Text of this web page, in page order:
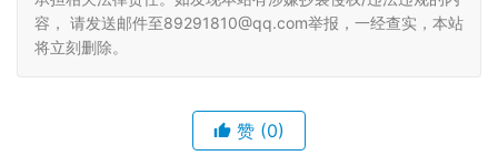
容， 请发送邮件至89291810@qq.com举报，一经查实，本站
将立刻删除。
赞 (0)